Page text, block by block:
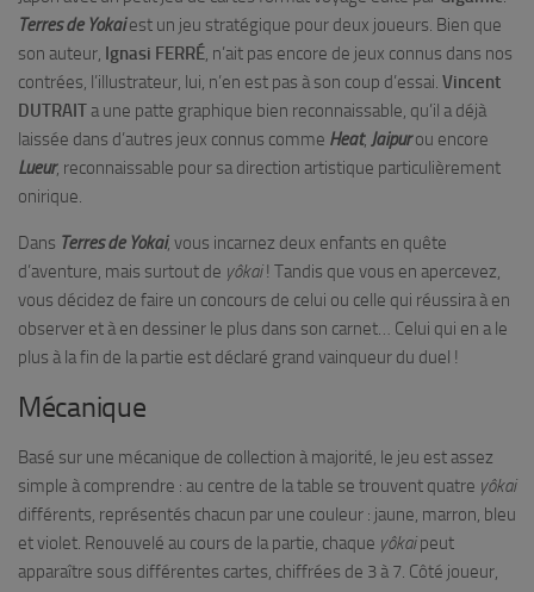
Terres de Yokaiest un jeu stratégique pour deux joueurs. Bien que
son auteur, Ignasi FERRÉ , n’ait pas encore de jeux connus dans nos
contrées, l’illustrateur, lui, n’en est pas à son coup d’essai. Vincent
DUTRAITa une patte graphique bien reconnaissable, qu’il a déjà
laissée dans d’autres jeux connus comme Heat, Jaipurou encore
Lueur, reconnaissable pour sa direction artistique particulièrement
onirique.
Dans Terres de Yokai, vous incarnez deux enfants en quête
d’aventure, mais surtout de yôkai! Tandis que vous en apercevez,
vous décidez de faire un concours de celui ou celle qui réussira à en
observer et à en dessiner le plus dans son carnet… Celui qui en a le
plus à la fin de la partie est déclaré grand vainqueur du duel !
Mécanique
Basé sur une mécanique de collection à majorité, le jeu est assez
simple à comprendre : au centre de la table se trouvent quatre yôkai
différents, représentés chacun par une couleur : jaune, marron, bleu
et violet. Renouvelé au cours de la partie, chaque yôkaipeut
apparaître sous différentes cartes, chiffrées de 3 à 7. Côté joueur,